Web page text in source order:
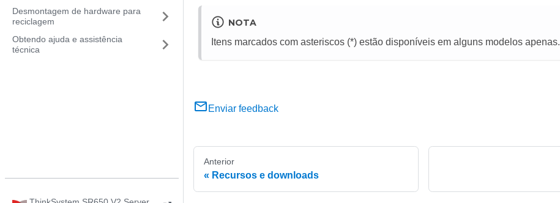
Desmontagem de hardware para
reciclagem
Obtendo ajuda e assistência
técnica
NOTA
Itens marcados com asteriscos (*) estão disponíveis em alguns modelos apenas.
Enviar feedback
Anterior
Recursos e downloads